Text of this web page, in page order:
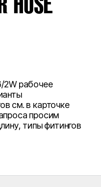
2W рабочее
см. в карточке
просим
типы фитингов